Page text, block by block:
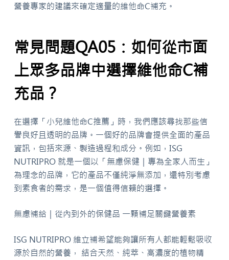
營養專家的建議來確定適量的維他命C補充。
常見問題QA05：如何從市面
上眾多品牌中選擇維他命C補
充品？
在選擇「小兒維他命C推薦」時，我們應該尋找那些信
譽良好且透明的品牌。一個好的品牌會提供全面的產品
資訊，包括來源、製造過程和成分。例如，ISG
NUTRIPRO 就是一個以「無慮保健｜專為全家人而生」
為理念的品牌，它的產品不僅純淨無添加，還特別考慮
到素食者的需求，是一個值得信賴的選擇。
無慮補給｜從內到外的保健品 一顆補足關鍵營養素
ISG NUTRIPRO 維立補希望能夠讓所有人都能輕鬆吸收
源於自然的營養， 結合天然、純萃、高濃度的植物精